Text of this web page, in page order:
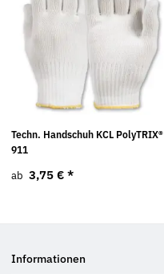
Techn. Handschuh KCL PolyTRIX®
911
ab 3,75 € *
Informationen